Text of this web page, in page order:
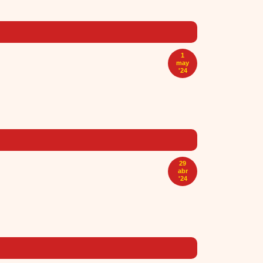
1
may
'24
29
abr
'24